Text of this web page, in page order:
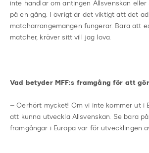
inte handlar om antingen Allsvenskan
på en gång. I övrigt är det viktigt att det
matcharrangemangen fungerar. Bara att
matcher, kräver sitt vill jag lova.
Vad betyder MFF:s framgång för att
– Oerhört mycket! Om vi inte kommer ut
att kunna utveckla Allsvenskan. Se bara
framgångar i Europa var för utvecklingen